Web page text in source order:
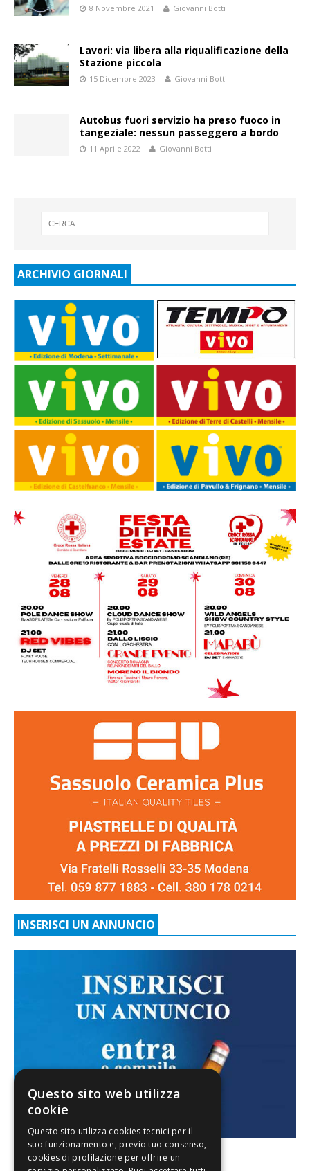
8 Novembre 2021 Giovanni Botti
Lavori: via libera alla riqualificazione della
Stazione piccola
15 Dicembre 2023 Giovanni Botti
Autobus fuori servizio ha preso fuoco in
tangeziale: nessun passeggero a bordo
11 Aprile 2022 Giovanni Botti
ARCHIVIO GIORNALI
INSERISCI UN ANNUNCIO
Questo sito web utilizza
cookie